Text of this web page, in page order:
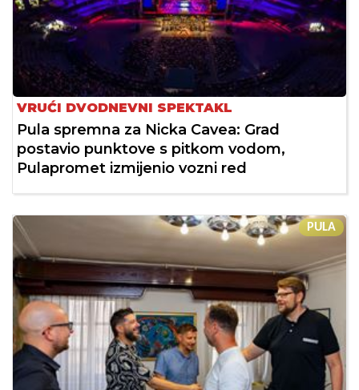
VRUĆI DVODNEVNI SPEKTAKL
Pula spremna za Nicka Cavea: Grad
postavio punktove s pitkom vodom,
Pulapromet izmijenio vozni red
PULA